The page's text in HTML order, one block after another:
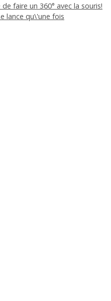
faire un 360° avec la souris!
lance qu\'une fois